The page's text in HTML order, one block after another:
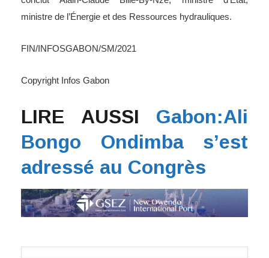
ministre de l’Énergie et des Ressources hydrauliques.
FIN/INFOSGABON/SM/2021
Copyright Infos Gabon
LIRE AUSSI Gabon:Ali
Bongo Ondimba s’est
adressé au Congrès